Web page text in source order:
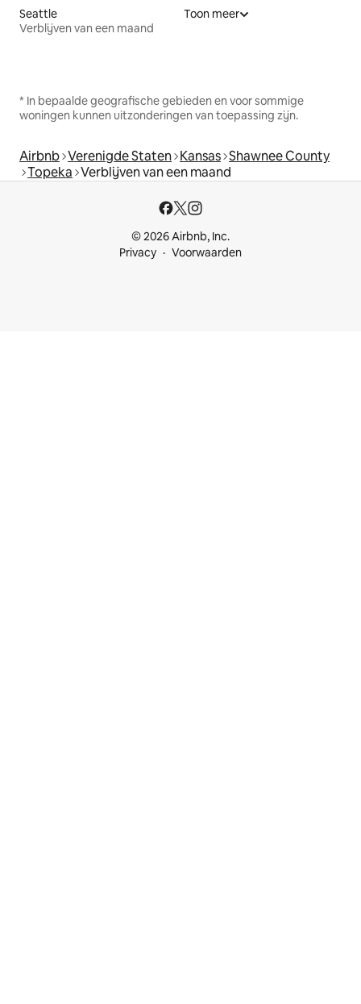
Seattle
Verblijven van een maand
Toon meer
* In bepaalde geografische gebieden en voor sommige
woningen kunnen uitzonderingen van toepassing zijn.
Airbnb Verenigde Staten Kansas Shawnee County
Topeka Verblijven van een maand
© 2026 Airbnb, Inc.
Privacy
Voorwaarden